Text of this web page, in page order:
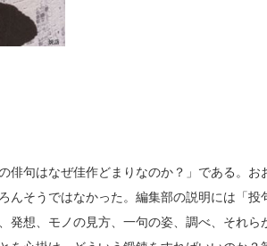
句はなぜ佳作どまりなのか？」である。お
んそうではなかった。編集部の説明には「
発想、モノの見方、一句の姿、調べ、それら